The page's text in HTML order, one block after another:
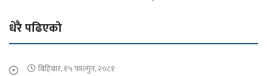
धेरै पढिएको
बिहिबार, १५ फाल्गुन, २०८१